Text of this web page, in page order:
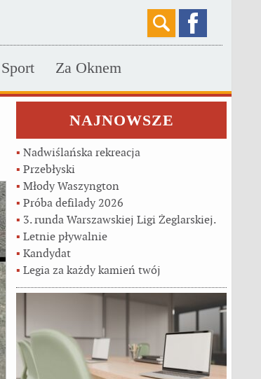
Sport Za Oknem
NAJNOWSZE
Nadwiślańska rekreacja
Przebłyski
Młody Waszyngton
Próba defilady 2026
3. runda Warszawskiej Ligi Żeglarskiej.
Letnie pływalnie
Kandydat
Legia za każdy kamień twój